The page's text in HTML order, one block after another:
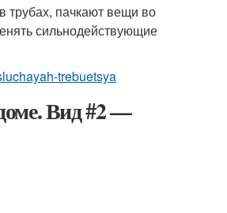
трубах, пачкают вещи во
сильнодействующие
trebuetsya
Вид #2 —